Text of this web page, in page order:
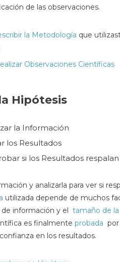
de las observaciones.
la Metodología que
Observaciones Científicas
Hipótesis
la Información
los Resultados
si los Resultados
y analizarla para ver si
utilizada depende de muchos
información y el tamaño de
es finalmente probada
en los resultados.